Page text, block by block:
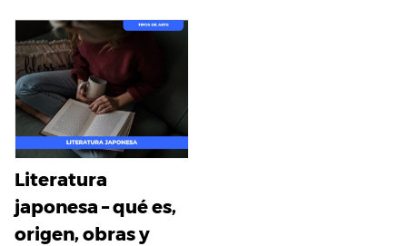
Literatura
japonesa – qué es,
origen, obras y